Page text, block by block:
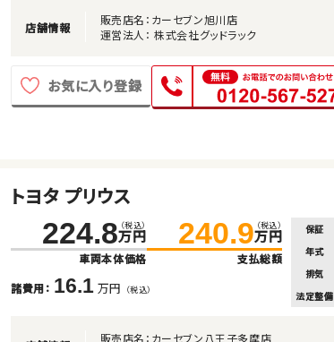
店舗情報
販売店名：カーセブン旭川店
運営法人： 株式会社グッドラック
お気に入り登録
トヨタ プリウス
224.8 （税込）
万円
車両本体価格
240.9 （税込）
万円
支払総額
諸費用： 16.1 万円 （税込）
保証
年式
排気
法定整備
販売店名：カーセブン八王子多摩店